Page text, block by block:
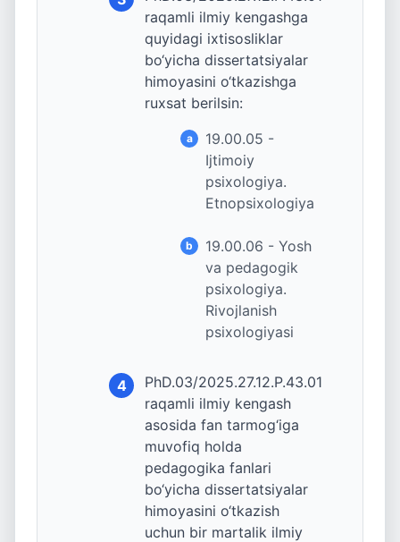
raqamli ilmiy kengashga
quyidagi ixtisosliklar
bo‘yicha dissertatsiyalar
himoyasini o‘tkazishga
ruxsat berilsin:
a
19.00.05 -
Ijtimoiy
psixologiya.
Etnopsixologiya
b
19.00.06 - Yosh
va pedagogik
psixologiya.
Rivojlanish
psixologiyasi
4
PhD.03/2025.27.12.P.43.01
raqamli ilmiy kengash
asosida fan tarmog‘iga
muvofiq holda
pedagogika fanlari
bo‘yicha dissertatsiyalar
himoyasini o‘tkazish
uchun bir martalik ilmiy